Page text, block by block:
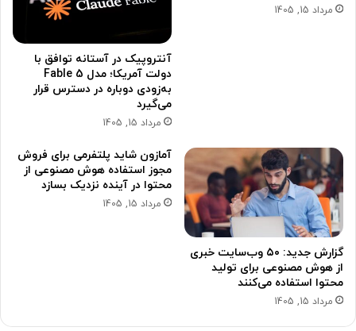
مرداد 15, 1405
آنتروپیک در آستانه توافق با
دولت آمریکا؛ مدل Fable 5
به‌زودی دوباره در دسترس قرار
می‌گیرد
مرداد 15, 1405
گزارش جدید: ۵۰ وب‌سایت خبری
از هوش مصنوعی برای تولید
محتوا استفاده می‌کنند
مرداد 15, 1405
آمازون شاید پلتفرمی برای فروش
مجوز استفاده هوش مصنوعی از
محتوا در آینده نزدیک بسازد
مرداد 15, 1405